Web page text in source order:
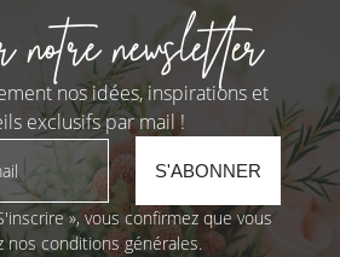
newsletter
nos idées, inspirations et
exclusifs par mail !
», vous confirmez que vous
nos conditions générales.